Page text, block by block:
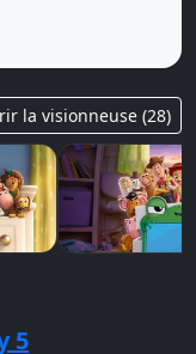
la visionneuse (28)
5